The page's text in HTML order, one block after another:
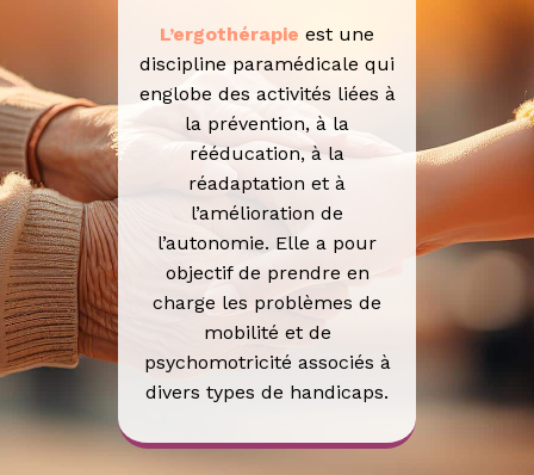
L’ergothérapie est une
discipline paramédicale qui
englobe des activités liées à
la prévention, à la
rééducation, à la
réadaptation et à
l’amélioration de
l’autonomie. Elle a pour
objectif de prendre en
charge les problèmes de
mobilité et de
psychomotricité associés à
divers types de handicaps.